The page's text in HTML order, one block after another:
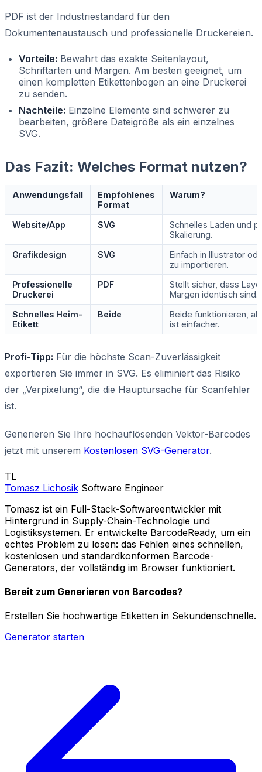
PDF ist der Industriestandard für den
Dokumentenaustausch und professionelle Druckereien.
Vorteile: Bewahrt das exakte Seitenlayout,
Schriftarten und Margen. Am besten geeignet, um
einen kompletten Etikettenbogen an eine Druckerei
zu senden.
Nachteile: Einzelne Elemente sind schwerer zu
bearbeiten, größere Dateigröße als ein einzelnes
SVG.
Das Fazit: Welches Format nutzen?
Anwendungsfall
Empfohlenes
Format
Warum?
Website/App SVG
Schnelles Laden und
Skalierung.
Grafikdesign
SVG
Einfach in Illustrator
zu importieren.
Professionelle
Druckerei
PDF
Stellt sicher, dass
Margen identisch sind.
Schnelles Heim-
Etikett
Beide
Beide funktionieren,
ist einfacher.
Profi-Tipp: Für die höchste Scan-Zuverlässigkeit
exportieren Sie immer in SVG. Es eliminiert das Risiko
der „Verpixelung“, die die Hauptursache für Scanfehler
ist.
Generieren Sie Ihre hochauflösenden Vektor-Barcodes
jetzt mit unserem Kostenlosen SVG-Generator.
TL
Tomasz Lichosik Software Engineer
Tomasz ist ein Full-Stack-Softwareentwickler mit
Hintergrund in Supply-Chain-Technologie und
Logistiksystemen. Er entwickelte BarcodeReady, um ein
echtes Problem zu lösen: das Fehlen eines schnellen,
kostenlosen und standardkonformen Barcode-
Generators, der vollständig im Browser funktioniert.
Bereit zum Generieren von Barcodes?
Erstellen Sie hochwertige Etiketten in Sekundenschnelle.
Generator starten